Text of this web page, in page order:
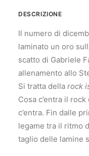
DESCRIZIONE
Il numero di
laminato un oro
scatto di Gabriele
allenamento allo
Si tratta della rock
Cosa c’entra il
c’entra. Fin dalle
legame tra il ritmo
taglio delle lamine